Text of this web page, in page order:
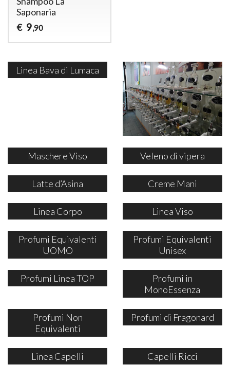
Saponaria
€ 9,90
Linea Bava di Lumaca
Maschere Viso Veleno di vipera
Latte d’Asina Creme Mani
Linea Corpo Linea Viso
Profumi Equivalenti
UOMO
Profumi Equivalenti
Unisex
Profumi Linea TOP
Profumi in
MonoEssenza
Profumi Non
Equivalenti
Profumi di Fragonard
Linea Capelli Capelli Ricci